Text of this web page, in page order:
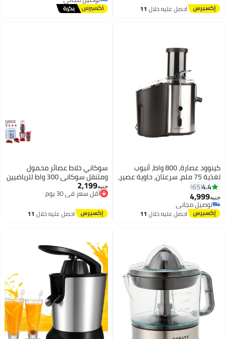
احصل عليه خلال 11
اغسطس
توصيل مجاني
كينوود عصارة، 800 واط، أنبوب
تغذية 75 ملم، سرعتان، حاوية عصير،
فضي
4.4
65
جنيه4,999
توصيل مجاني
توصيل مجانياحصل عليه خلال 11
سوكاني خلاط عصائر محمول
ومتنقل سوكاني 300 واط للرياضيين
شفرات حادة وزجاجة رياضية متنقلة
(تقنية متطورة من سوكاني)-احمر
جنيه2,199
أقل سعر في 30 يوم
توصيل مجاني
احصل عليه خلال 11